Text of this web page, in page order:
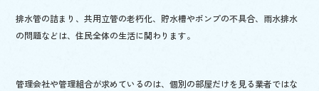
排水管の詰まり、共用立管の老朽化、貯水槽やポンプの不具合、雨水排水
の問題などは、住民全体の生活に関わります。
管理会社や管理組合が求めているのは、個別の部屋だけを見る業者ではな